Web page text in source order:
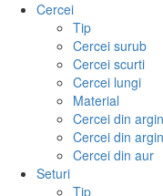
Cercei
Tip
Cercei surub
Cercei scurti
Cercei lungi
Material
Cercei din
Cercei din
Cercei din aur
Seturi
Tip